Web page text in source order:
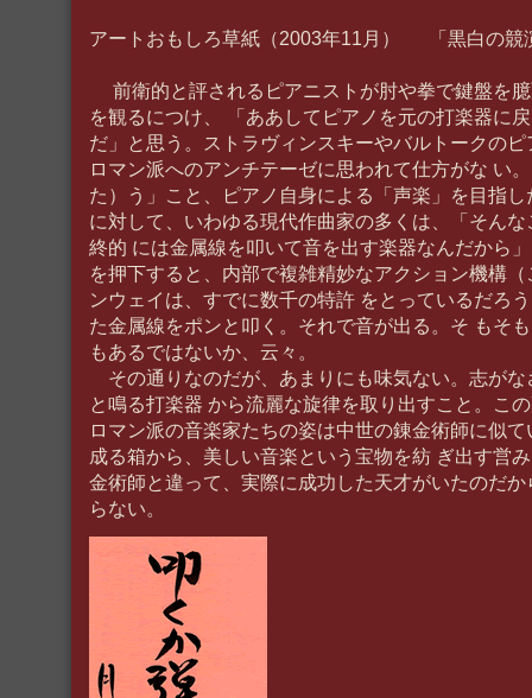
アートおもしろ草紙（2003年11月） 「黒白の競
前衛的と評されるピアニストが肘や拳で鍵盤を
を観るにつけ、 「ああしてピアノを元の打楽器に
だ」と思う。ストラヴィンスキーやバルトークの
ロマン派へのアンチテーゼに思われて仕方がな い
た）う」こと、ピアノ自身による「声楽」を目指
に対して、いわゆる現代作曲家の多くは、「そん
終的 には金属線を叩いて音を出す楽器なんだから
を押下すると、内部で複雑精妙なアクション機構
ンウェイは、すでに数千の特許 をとっているだろ
た金属線をポンと叩く。それで音が出る。そ もそ
もあるではないか、云々。
その通りなのだが、あまりにも味気ない。志がな
と鳴る打楽器 から流麗な旋律を取り出すこと。こ
ロマン派の音楽家たちの姿は中世の錬金術師に似
成る箱から、美しい音楽という宝物を紡 ぎ出す営
金術師と違って、実際に成功した天才がいたのだ
らない。